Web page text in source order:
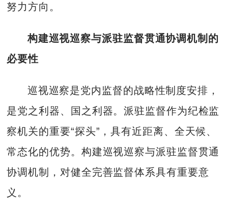
努力方向。
构建巡视巡察与派驻监督贯通协调机制的
必要性
巡视巡察是党内监督的战略性制度安排，
是党之利器、国之利器。派驻监督作为纪检监
察机关的重要“探头”，具有近距离、全天候、
常态化的优势。构建巡视巡察与派驻监督贯通
协调机制，对健全完善监督体系具有重要意
义。